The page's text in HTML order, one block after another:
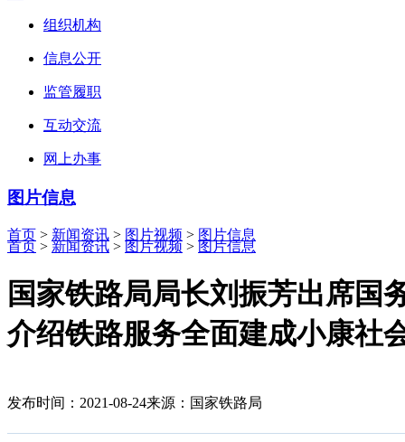
组织机构
信息公开
监管履职
互动交流
网上办事
图片信息
首页 > 新闻资讯 > 图片视频 > 图片信息
首页 > 新闻资讯 > 图片视频 > 图片信息
国家铁路局局长刘振芳出席国
介绍铁路服务全面建成小康社
发布时间：2021-08-24来源：国家铁路局